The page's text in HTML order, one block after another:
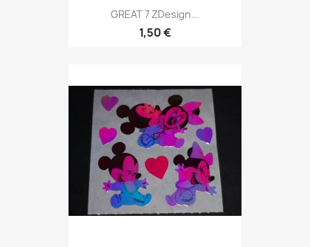
GREAT 7 ZDesign...
1,50 €